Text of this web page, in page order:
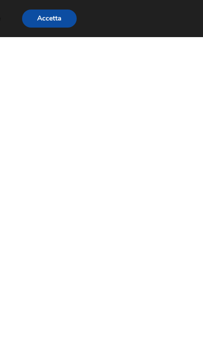
EVENTI E FIERE
Accetta